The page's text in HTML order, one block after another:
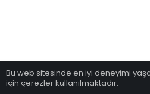
Bu web sitesinde en iyi deneyimi
için çerezler kullanılmaktadır.
Anasayfa